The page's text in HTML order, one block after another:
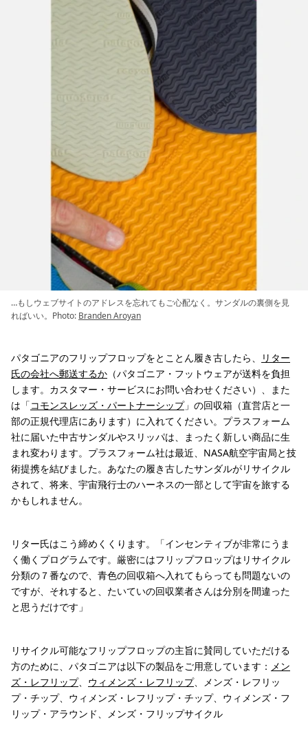
…もしウェブサイトのアドレスを忘れてもご心配なく。サンダルの裏側を見
ればいい。Photo: Branden Aroyan
パタゴニアのフリップフロップをとことん履き古したら、
リター
氏の会社へ郵送するか （パタゴニア・フットウェアが送料を負担
します。カスタマー・サービスにお問い合わせください）、また
は「コモンスレッズ・パートナーシップ」の回収箱（直営店と一
部の正規代理店にあります）に入れてください。プラスフォーム
社に届いた中古サンダルやスリッパは、まったく新しい商品に生
まれ変わります。プラスフォーム社は最近、NASA航空宇宙局と技
術提携を結びました。あなたの履き古したサンダルがリサイクル
されて、将来、宇宙飛行士のハーネスの一部として宇宙を旅する
かもしれません。
リター氏はこう締めくくります。「インセンティブが非常にうま
く働くプログラムです。厳密にはフリップフロップはリサイクル
分類の７番なので、青色の回収箱へ入れてもらっても問題ないの
ですが、それすると、たいていの回収業者さんは分別を間違った
と思うだけです」
リサイクル可能なフリップフロップの主旨に賛同していただける
方のために、パタゴニアは以下の製品をご用意しています： メン
ズ・レフリップ、 ウィメンズ・レフリップ、メンズ・レフリッ
プ・チップ、ウィメンズ・レフリップ・チップ、ウィメンズ・フ
リップ・アラウンド、メンズ・フリップサイクル